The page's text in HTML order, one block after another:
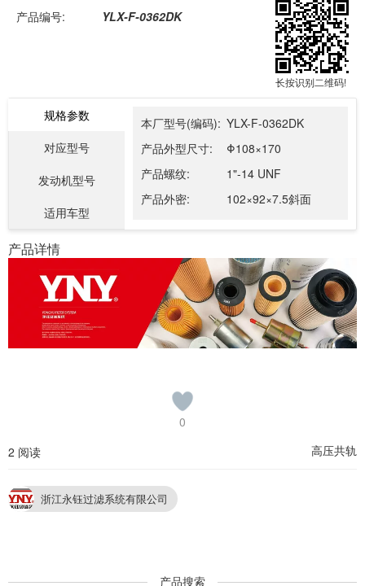
产品编号: YLX-F-0362DK
长按识别二维码!
规格参数
对应型号
发动机型号
适用车型
本厂型号(编码): YLX-F-0362DK
产品外型尺寸:
Φ108×170
产品螺纹:
1"-14 UNF
产品外密:
102×92×7.5斜面
产品详情
0
2 阅读
高压共轨
浙江永钰过滤系统有限公司
产品搜索